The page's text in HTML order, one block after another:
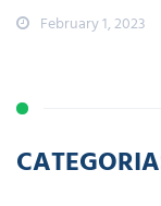
February 1, 2023